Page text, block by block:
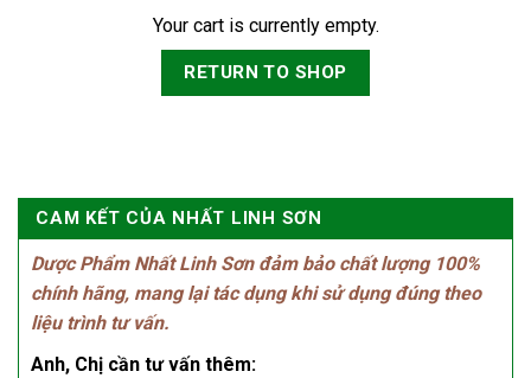
Your cart is currently empty.
RETURN TO SHOP
CAM KẾT CỦA NHẤT LINH SƠN
Dược Phẩm Nhất Linh Sơn đảm bảo chất lượng 100%
chính hãng, mang lại tác dụng khi sử dụng đúng theo
liệu trình tư vấn.
Anh, Chị cần tư vấn thêm: